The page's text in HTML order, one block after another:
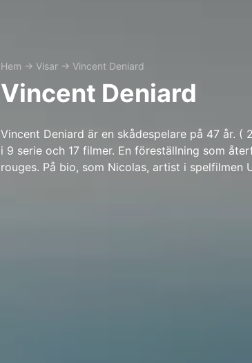
Hem → Visar → Vincent Deniard
Vincent Deniard
Vincent Deniard är en skådespelare på 47 år. (
i 9 serie och 17 filmer. En föreställning som
rouges. På bio, som Nicolas, artist i spelfilmen